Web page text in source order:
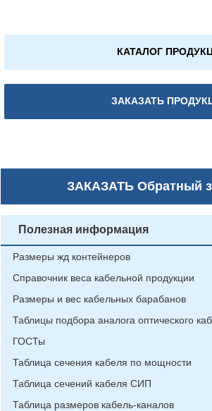
КАТАЛОГ
ЗАКАЗАТЬ
ЗАКАЗАТЬОбратный
Полезная информация
Размеры жд контейнеров
Справочник веса кабельной продукции
Размеры и вес кабельных барабанов
Таблицы подбора аналога оптического
ГОСТы
Таблица сечения кабеля по мощности
Таблица сечений кабеля СИП
Таблица размеров кабель-каналов